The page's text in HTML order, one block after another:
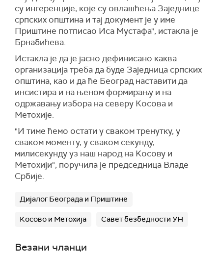
су ингеренције, које су овлашћења Заједнице
српских општина и тај документ је у име
Приштине потписао Иса Мустафа", истакла је
Брнабићева.
Истакла је да је јасно дефинисано каква
организација треба да буде Заједница српских
општина, као и да ће Београд наставити да
инсистира и на њеном формирању и на
одржавању избора на северу Косова и
Метохије.
"И тиме ћемо остати у сваком тренутку, у
сваком моменту, у сваком секунду,
милисекунду уз наш народ на Kосову и
Метохији", поручила је председница Владе
Србије.
Дијалог Београда и Приштине
Косово и Метохија Савет безбедности УН
Везани чланци